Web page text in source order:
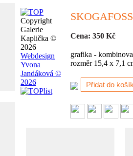
SKOGAFOSS
Cena: 350 Kč
grafika -
rozměr 15,4 x 7,1
Copyright
Galerie
Kaplička ©
2026
Webdesign
Yvona
Jandáková ©
2026